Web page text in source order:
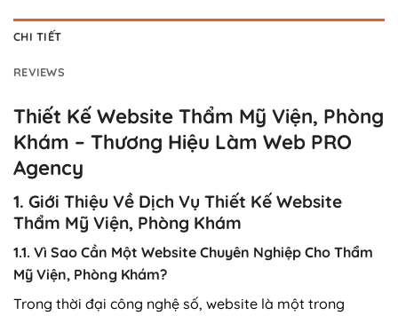
CHI TIẾT
REVIEWS
Thiết Kế Website Thẩm Mỹ Viện, Phòng
Khám – Thương Hiệu Làm Web PRO
Agency
1. Giới Thiệu Về Dịch Vụ Thiết Kế Website
Thẩm Mỹ Viện, Phòng Khám
1.1. Vì Sao Cần Một Website Chuyên Nghiệp Cho Thẩm
Mỹ Viện, Phòng Khám?
Trong thời đại công nghệ số, website là một trong